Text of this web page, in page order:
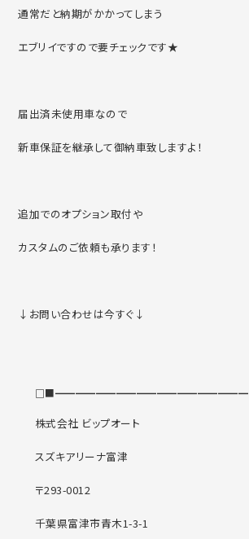
通常だと納期がかかってしまう
エブリイですので要チェックです★
届出済未使用車なので
新車保証を継承して御納車致しますよ！
追加でのオプション取付や
カスタムのご依頼も承ります！
↓お問い合わせは今すぐ↓
□■━━━━━━━━━━━━━━━━━━━
株式会社 ビップオート
スズキアリーナ富津
〒293-0012
千葉県富津市青木1-3-1